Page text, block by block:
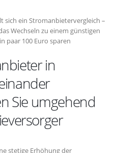
sich ein Stromanbietervergleich –
Wechseln zu einem günstigen
paar 100 Euro sparen
in
Sie umgehend
stetige Erhöhung der